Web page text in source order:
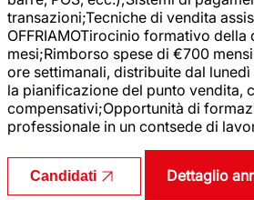
transazioni;Tecniche di vendita
OFFRIAMOTirocinio formativo della
mesi;Rimborso spese di €700
ore settimanali, distribuite dal
la pianificazione del punto vendita,
compensativi;Opportunità di
professionale in un contsede di
Candidati Dettaglio